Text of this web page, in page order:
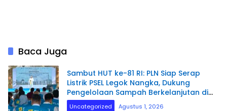
Baca Juga
Sambut HUT ke-81 RI: PLN Siap Serap
Listrik PSEL Legok Nangka, Dukung
Pengelolaan Sampah Berkelanjutan di
Jawa Barat
Uncategorized Agustus 1, 2026